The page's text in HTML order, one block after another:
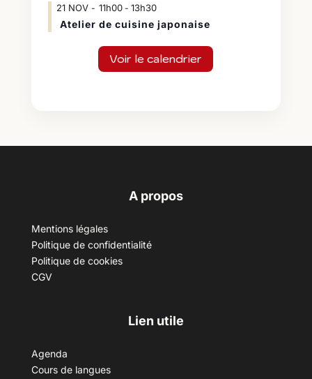
21 NOV 11h00- 13h30
Atelier de cuisine japonaise
Voir le calendrier
A propos
Mentions légales
Politique de confidentialité
Politique de cookies
CGV
Lien utile
Agenda
Cours de langues